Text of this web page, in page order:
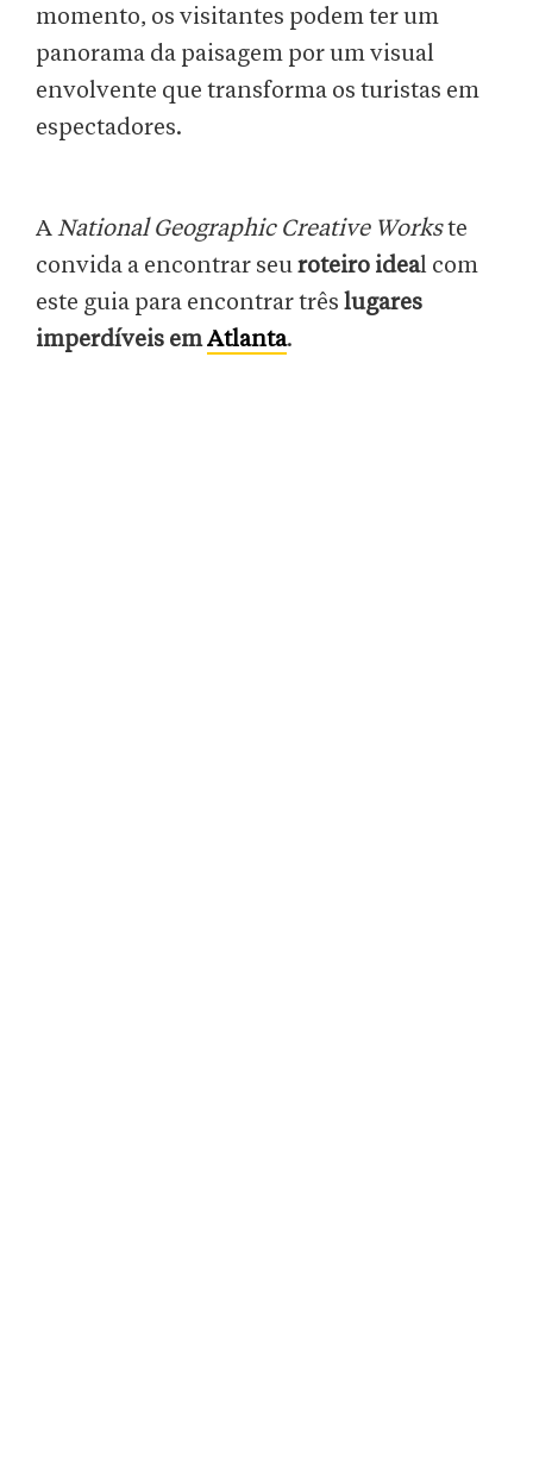
momento, os visitantes podem ter um
panorama da paisagem por um visual
envolvente que transforma os turistas em
espectadores.
ANational Geographic Creative Workste
convida a encontrar seuroteiro ideal com
este guia para encontrar três lugares
imperdíveis emAtlanta.